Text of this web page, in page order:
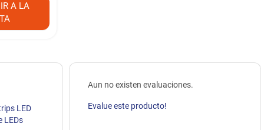
A LA
LED
LEDs
Aun no existen evaluaciones.
Evalue este producto!